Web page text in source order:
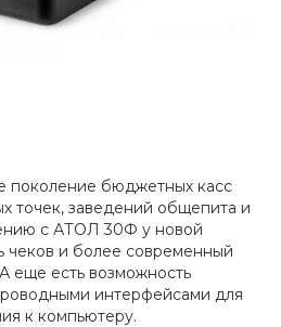
поколение бюджетных касс
точек, заведений общепита и
с АТОЛ 30Ф у новой
чеков и более современный
еще есть возможность
интерфейсами для
к компьютеру.